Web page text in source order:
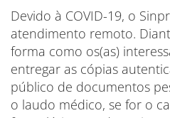
Devido à COVID-19, o
atendimento remoto.
forma como os(as)
entregar as cópias
público de documentos
o laudo médico, se for o